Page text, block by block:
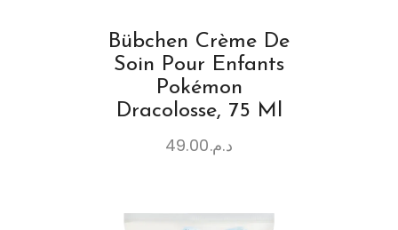
Bübchen Crème De
Soin Pour Enfants
Pokémon
Dracolosse, 75 Ml
د.م.49.00